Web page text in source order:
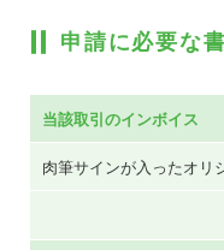
申請に必要な
当該取引のインボイス
肉筆サインが入ったオリ